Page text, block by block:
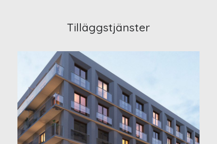
Tilläggstjänster